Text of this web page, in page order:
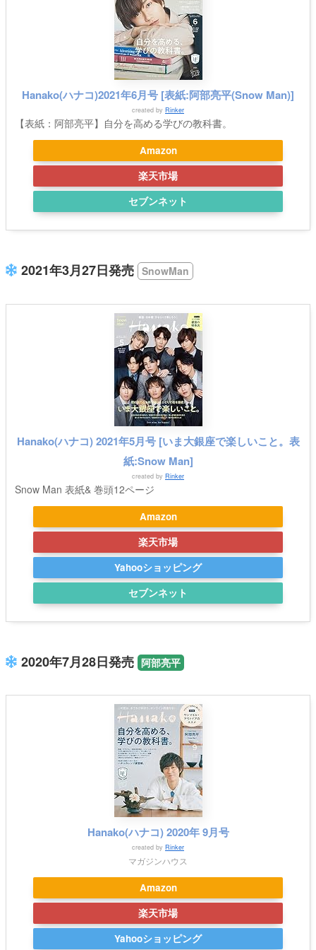
Hanako(ハナコ)2021年6月号 [表紙:阿部亮平(Snow Man)]
created by Rinker
【表紙：阿部亮平】自分を高める学びの教科書。
Amazon
楽天市場
セブンネット
2021年3月27日発売 SnowMan
Hanako(ハナコ) 2021年5月号 [いま大銀座で楽しいこと。表
紙:Snow Man]
created by Rinker
Snow Man 表紙& 巻頭12ページ
Amazon
楽天市場
Yahooショッピング
セブンネット
2020年7月28日発売 阿部亮平
Hanako(ハナコ) 2020年 9月号
created by Rinker
マガジンハウス
Amazon
楽天市場
Yahooショッピング